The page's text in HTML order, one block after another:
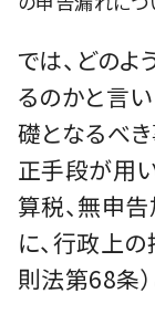
では、どの
るのかと言い
礎となるべ
正手段が用
算税、無申
に、行政上
則法第68条）